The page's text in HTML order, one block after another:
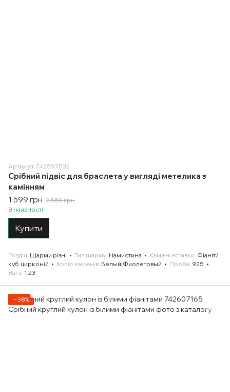
Артикул: 742597532
Срібний підвіс для браслета у вигляді метелика з
камінням
1 599 грн 2 558 грн
В наявності
Купити
Розділ Шарми різні Тип шарму Намистина Камені вставки Фіаніт/
куб.цирконій
Колір каменів Белый|Фиолетовый Проба 925
Вага 1.23
−38%